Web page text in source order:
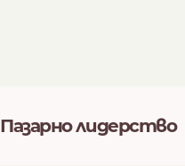
Пазарно лидерство